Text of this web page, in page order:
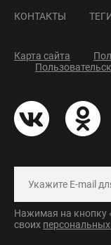
КОНТАКТЫ
Карта сайта
Нажимая на кнопку
своих